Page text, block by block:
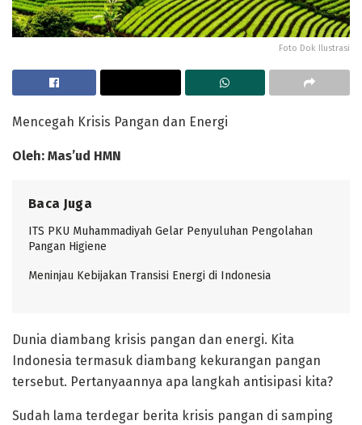
Foto Dok Ilustrasi
Mencegah Krisis Pangan dan Energi
Oleh: Mas’ud HMN
Baca Juga
ITS PKU Muhammadiyah Gelar Penyuluhan Pengolahan
Pangan Higiene
Meninjau Kebijakan Transisi Energi di Indonesia
Dunia diambang krisis pangan dan energi. Kita
Indonesia termasuk diambang kekurangan pangan
tersebut. Pertanyaannya apa langkah antisipasi kita?
Sudah lama terdegar berita krisis pangan di samping